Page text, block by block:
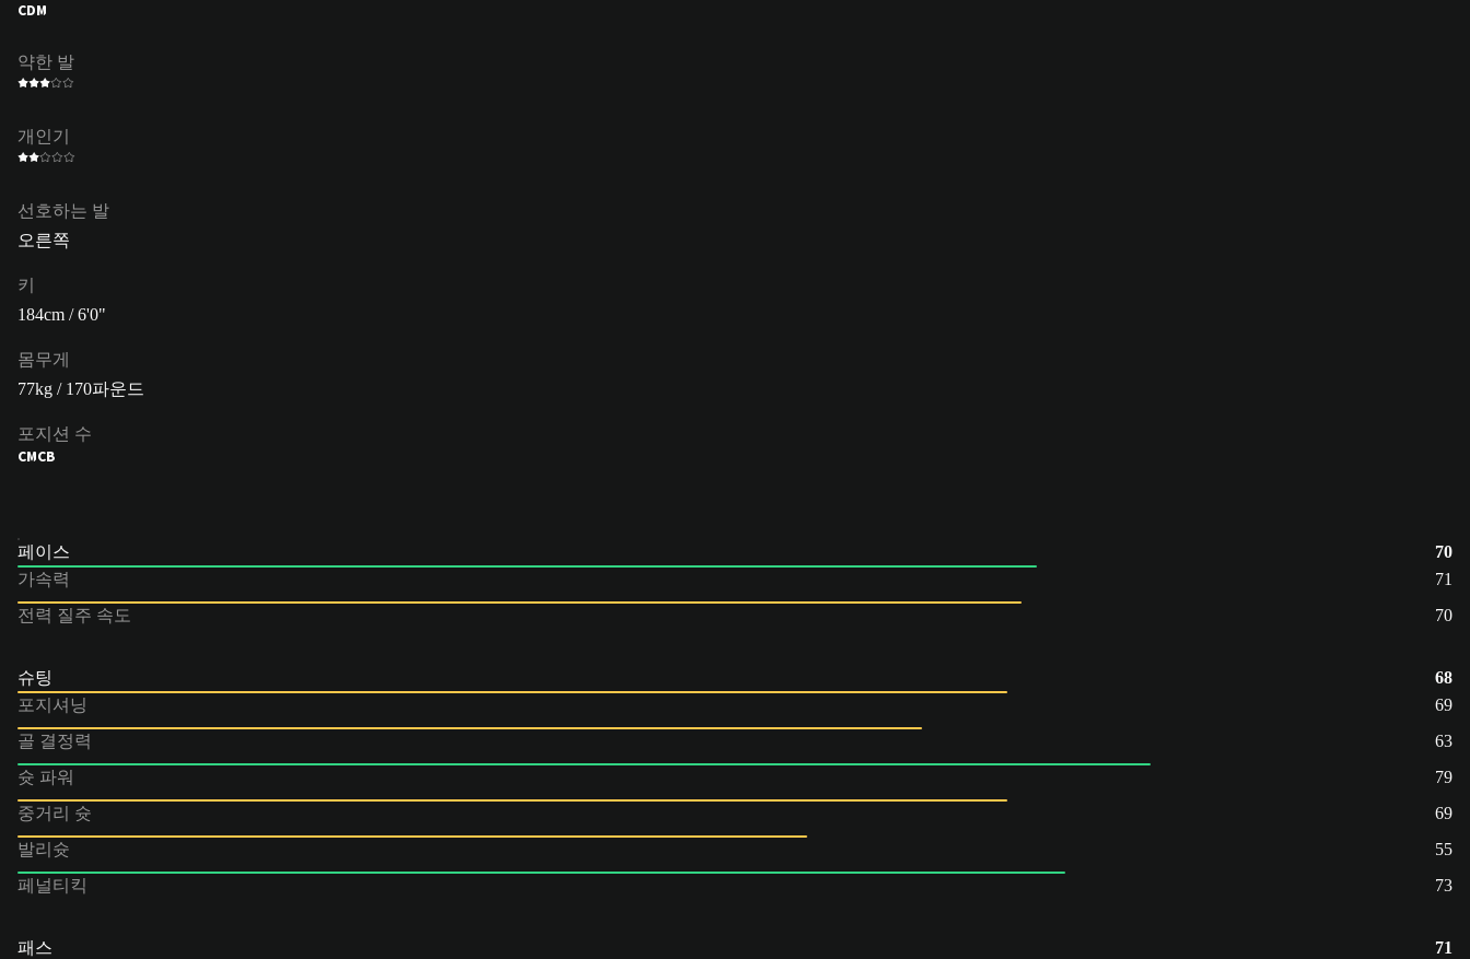
CDM
약한 발
개인기
선호하는 발
오른쪽
키
184cm / 6'0"
몸무게
77kg / 170파운드
포지션 수
CMCB
페이스
70
가속력
71
전력 질주 속도
70
슈팅
68
포지셔닝
69
골 결정력
63
슛 파워
79
중거리 슛
69
발리슛
55
페널티킥
73
패스
71